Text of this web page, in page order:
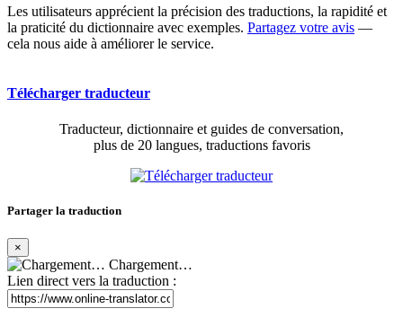
Les utilisateurs apprécient la précision des traductions, la rapidité et
la praticité du dictionnaire avec exemples. Partagez votre avis —
cela nous aide à améliorer le service.
Télécharger traducteur
Traducteur, dictionnaire et guides de conversation,
plus de 20 langues, traductions favoris
Partager la traduction
×
Chargement…
Lien direct vers la traduction :